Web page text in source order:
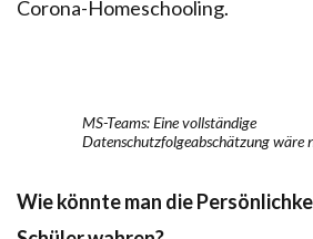
Corona-Homeschooling.
MS-Teams: Eine vollständige
Datenschutzfolgeabschätzung wäre
Wie könnte man die